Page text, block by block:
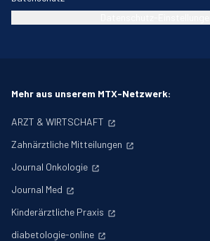
Mehr aus unserem MTX-Netzwerk:
ARZT & WIRTSCHAFT
Zahnärztliche Mitteilungen
Journal Onkologie
Journal Med
Kinderärztliche Praxis
diabetologie-online